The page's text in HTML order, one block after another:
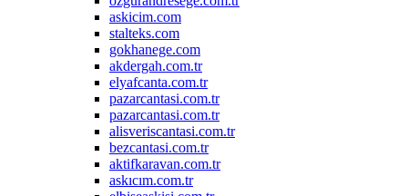
askicim.com
stalteks.com
gokhanege.com
akdergah.com.tr
elyafcanta.com.tr
pazarcantasi.com.tr
pazarcantasi.com.tr
alisveriscantasi.com.tr
bezcantasi.com.tr
aktifkaravan.com.tr
askıcım.com.tr